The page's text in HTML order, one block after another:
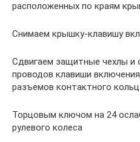
расположенных по краям
Снимаем крышку-клавишу
Сдвигаем защитные чехлы и
проводов клавиши
разъемов контактного
Торцовым ключом на 24
рулевого колеса